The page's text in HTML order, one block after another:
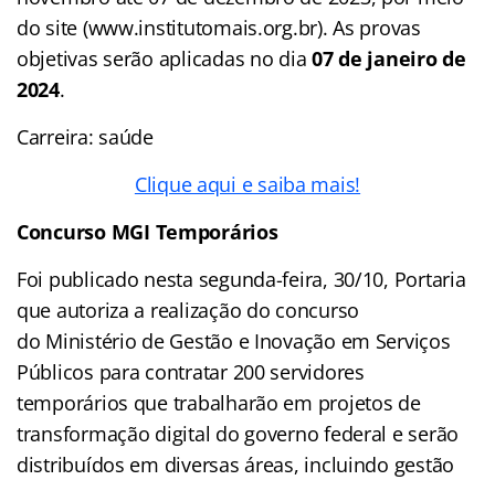
do site (www.institutomais.org.br). As provas
objetivas serão aplicadas no dia07 de janeiro de
2024.
Carreira: saúde
Clique aqui e saiba mais!
Concurso MGI Temporários
Foi publicado nesta segunda-feira, 30/10, Portaria
que autoriza a realização do concurso
do Ministério de Gestão e Inovação em Serviços
Públicos para contratar 200 servidores
temporários que trabalharão em projetos de
transformação digital do governo federal e serão
distribuídos em diversas áreas, incluindo gestão